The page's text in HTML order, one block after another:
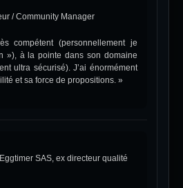
/ Community Manager
compétent (personnellement je
»), à la pointe dans son domaine
ultra sécurisé). J’ai énormément
et sa force de propositions. »
SAS, ex directeur qualité